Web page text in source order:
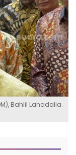
Bahlil Lahadalia.